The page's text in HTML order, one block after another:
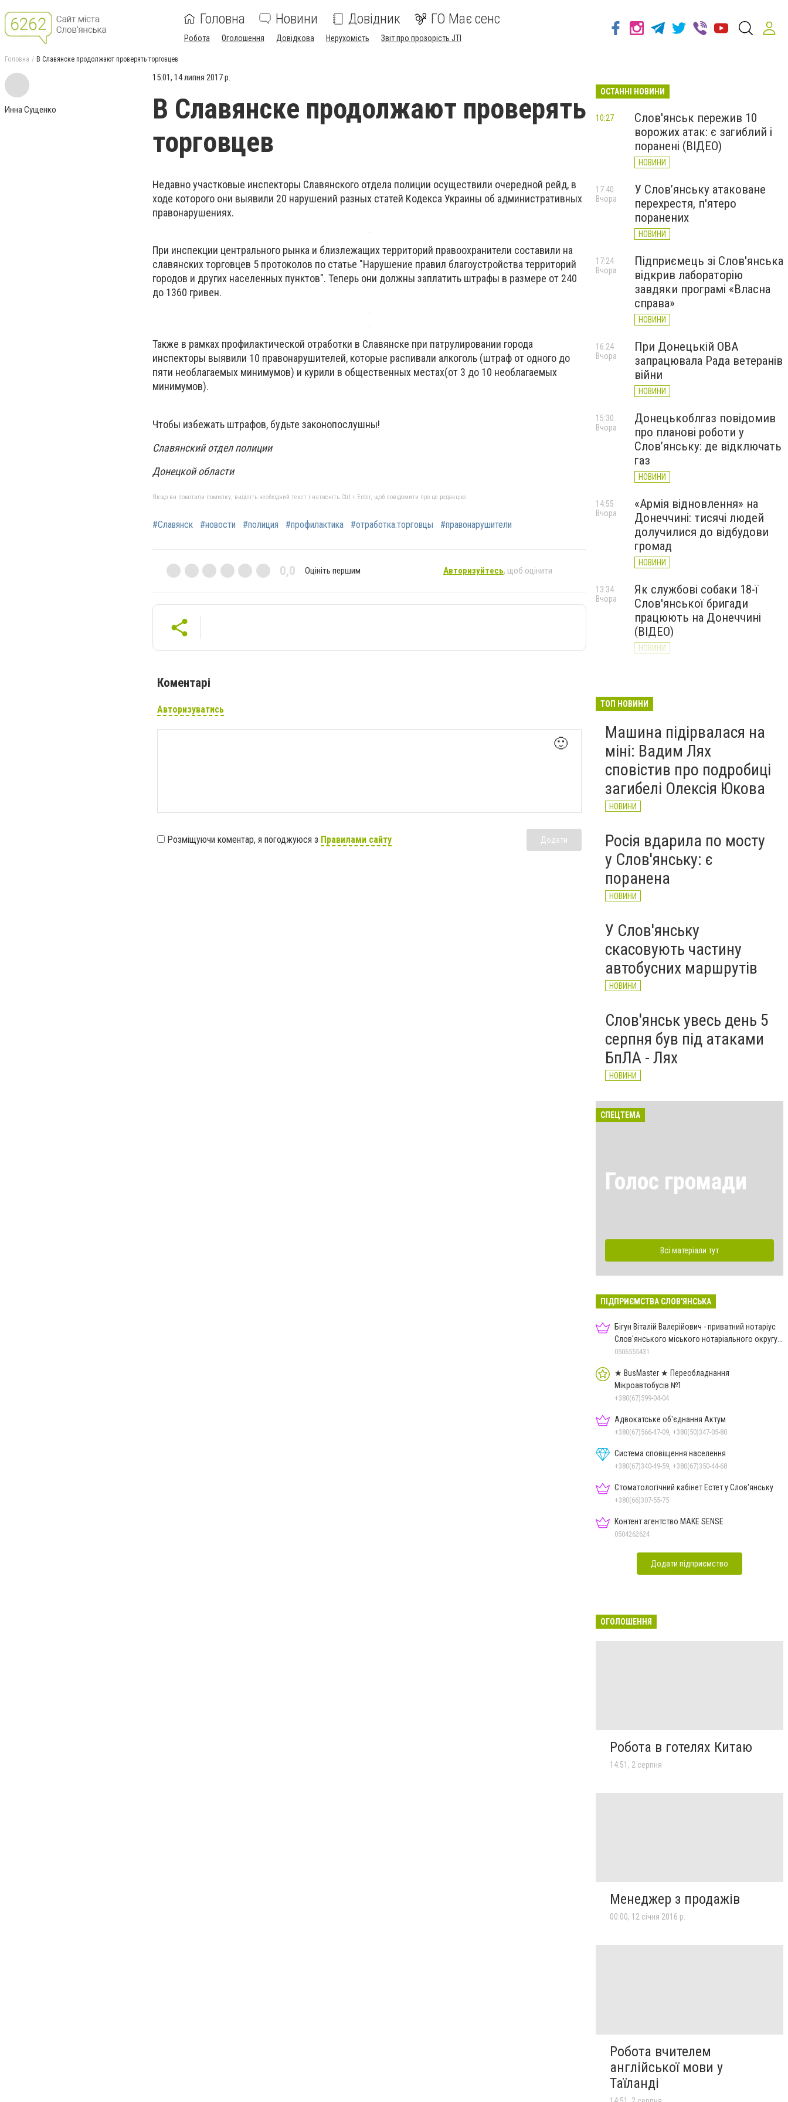
Головна Новини Довідник ГО Має сенс
Робота Оголошення Довідкова Нерухомість Звіт про прозорість JTI
Головна В Славянске продолжают проверять торговцев
Инна Сущенко
15:01, 14 липня 2017 р.
В Славянске продолжают проверять
торговцев
Недавно участковые инспекторы Славянского отдела полиции осуществили очередной рейд, в
ходе которого они выявили 20 нарушений разных статей Кодекса Украины об административных
правонарушениях.
При инспекции центрального рынка и близлежащих территорий правоохранители составили на
славянских торговцев 5 протоколов по статье "Нарушение правил благоустройства территорий
городов и других населенных пунктов". Теперь они должны заплатить штрафы в размере от 240
до 1360 гривен.
Также в рамках профилактической отработки в Славянске при патрулировании города
инспекторы выявили 10 правонарушителей, которые распивали алкоголь (штраф от одного до
пяти необлагаемых минимумов) и курили в общественных местах(от 3 до 10 необлагаемых
минимумов).
Чтобы избежать штрафов, будьте законопослушны!
Славянский отдел полиции
Донецкой области
Якщо ви помітили помилку, виділіть необхідний текст і натисніть Ctrl + Enter, щоб повідомити про це редакцію
#Славянск #новости #полиция #профилактика #отработка.торговцы #правонарушители
0,0 Оцініть першим Авторизуйтесь, щоб оцінити
Коментарі
Авторизуватись
🙂
Розміщуючи коментар, я погоджуюся з Правилами сайту Додати
ОСТАННІ НОВИНИ
Слов'янськ пережив 10
ворожих атак: є загиблий і
поранені (ВІДЕО)
НОВИНИ
10:27
У Слов’янську атаковане
перехрестя, п'ятеро
поранених
НОВИНИ
17:40
Вчора
Підприємець зі Слов'янська
відкрив лабораторію
завдяки програмі «Власна
справа»
НОВИНИ
17:24
Вчора
При Донецькій ОВА
запрацювала Рада ветеранів
війни
НОВИНИ
16:24
Вчора
Донецькоблгаз повідомив
про планові роботи у
Слов’янську: де відключать
газ
НОВИНИ
15:30
Вчора
«Армія відновлення» на
Донеччині: тисячі людей
долучилися до відбудови
громад
НОВИНИ
14:55
Вчора
Як службові собаки 18-ї
Слов'янської бригади
працюють на Донеччині
(ВІДЕО)
НОВИНИ
13:34
Вчора
та найближчих напрямках
ТОП НОВИНИ
Машина підірвалася на
міні: Вадим Лях
сповістив про подробиці
загибелі Олексія Юкова
НОВИНИ
Росія вдарила по мосту
у Слов'янську: є
поранена
НОВИНИ
У Слов'янську
скасовують частину
автобусних маршрутів
НОВИНИ
Слов'янськ увесь день 5
серпня був під атаками
БпЛА - Лях
НОВИНИ
СПЕЦТЕМА
Голос громади
Всі матеріали тут
ПІДПРИЄМСТВА СЛОВ'ЯНСЬКА
Бігун Віталій Валерійович - приватний нотаріус
Слов'янського міського нотаріального округу
Дон.обл.
0506555431
★ BusMaster ★ Переобладнання
Мікроавтобусів №1
+380(67)599-04-04
Адвокатське об'єднання Актум
+380(67)566-47-09, +380(50)347-05-80
Система сповіщення населення
+380(67)340-49-59, +380(67)350-44-68
Стоматологічний кабінет Естет у Слов'янську
+380(66)307-55-75
Контент агентство MAKE SENSE
0504262624
Додати підприємство
ОГОЛОШЕННЯ
Робота в готелях Китаю
14:51, 2 серпня
Менеджер з продажів
00:00, 12 січня 2016 р.
Робота вчителем
англійської мови у
Таїланді